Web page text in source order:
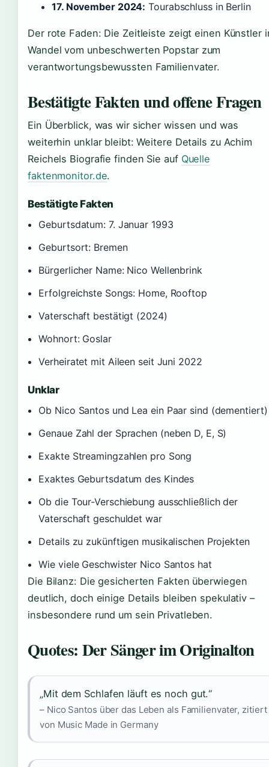
17. November 2024: Tourabschluss in Berlin
Der rote Faden: Die Zeitleiste zeigt einen Künstler
Wandel vom unbeschwerten Popstar zum
verantwortungsbewussten Familienvater.
Bestätigte Fakten und offene Fragen
Ein Überblick, was wir sicher wissen und was
weiterhin unklar bleibt: Weitere Details zu Achim
Reichels Biografie finden Sie auf Quelle
faktenmonitor.de.
Bestätigte Fakten
Geburtsdatum: 7. Januar 1993
Geburtsort: Bremen
Bürgerlicher Name: Nico Wellenbrink
Erfolgreichste Songs: Home, Rooftop
Vaterschaft bestätigt (2024)
Wohnort: Goslar
Verheiratet mit Aileen seit Juni 2022
Unklar
Ob Nico Santos und Lea ein Paar sind (dementiert)
Genaue Zahl der Sprachen (neben D, E, S)
Exakte Streamingzahlen pro Song
Exaktes Geburtsdatum des Kindes
Ob die Tour-Verschiebung ausschließlich der
Vaterschaft geschuldet war
Details zu zukünftigen musikalischen Projekten
Wie viele Geschwister Nico Santos hat
Die Bilanz: Die gesicherten Fakten überwiegen
deutlich, doch einige Details bleiben spekulativ –
insbesondere rund um sein Privatleben.
Quotes: Der Sänger im Originalton
„Mit dem Schlafen läuft es noch gut.“
– Nico Santos über das Leben als Familienvater, zitiert
von Music Made in Germany